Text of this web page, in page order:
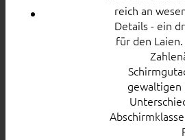
reich an
Details - ein
für den
gewaltigen